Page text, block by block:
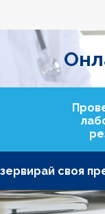
своя